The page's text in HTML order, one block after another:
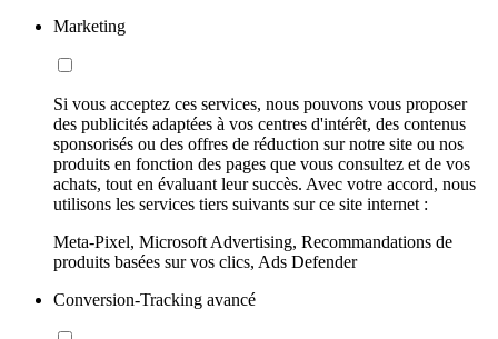
Marketing
Si vous acceptez ces services, nous pouvons vous proposer
des publicités adaptées à vos centres d'intérêt, des contenus
sponsorisés ou des offres de réduction sur notre site ou nos
produits en fonction des pages que vous consultez et de vos
achats, tout en évaluant leur succès. Avec votre accord, nous
utilisons les services tiers suivants sur ce site internet :
Meta-Pixel, Microsoft Advertising, Recommandations de
produits basées sur vos clics, Ads Defender
Conversion-Tracking avancé